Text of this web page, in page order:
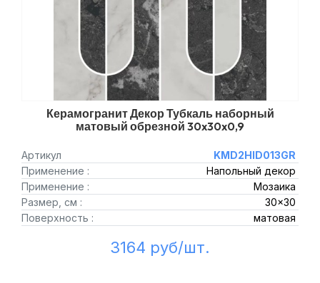
Керамогранит Декор Тубкаль наборный
матовый обрезной 30x30x0,9
Артикул
KMD2HID013GR
Применение :
Напольный декор
Применение :
Мозаика
Размер, см :
30x30
Поверхность :
матовая
3164 руб/шт.